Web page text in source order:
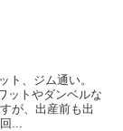
ト、ジム通い。
ットやダンベルな
が、出産前も出
...